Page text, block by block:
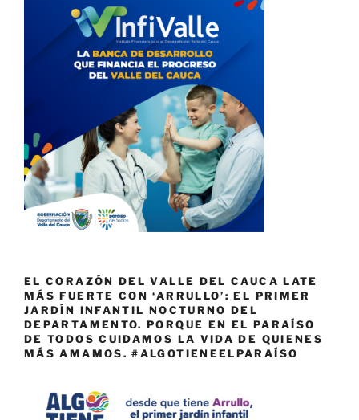
EL CORAZÓN DEL VALLE DEL CAUCA LATE
MÁS FUERTE CON ‘ARRULLO’: EL PRIMER
JARDÍN INFANTIL NOCTURNO DEL
DEPARTAMENTO. PORQUE EN EL PARAÍSO
DE TODOS CUIDAMOS LA VIDA DE QUIENES
MÁS AMAMOS. #ALGOTIENEELPARAÍSO